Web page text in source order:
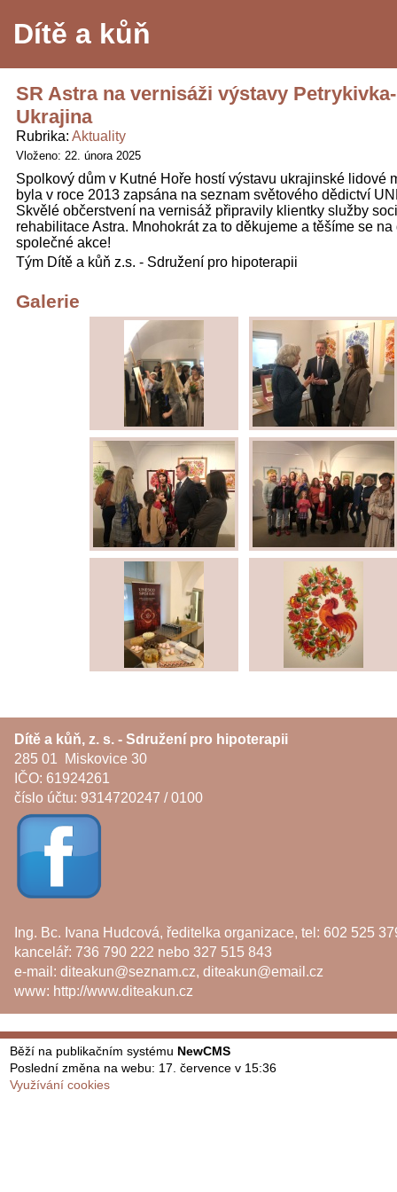
Dítě a kůň
SR Astra na vernisáži výstavy
Ukrajina
Rubrika Aktuality
Vloženo: 22. února 2025
Spolkový dům v Kutné Hoře hostí výstavu ukrajinské lidové
byla v roce 2013 zapsána na seznam světového dědictví
Skvělé občerstvení na vernisáž připravily klientky služby
rehabilitace Astra. Mnohokrát za to děkujeme a těšíme se na
společné akce!
Tým Dítě a kůň z.s. - Sdružení pro hipoterapii
Galerie
Dítě a kůň, z. s. - Sdružení pro hipoterapii
285 01 Miskovice 30
IČO: 61924261
číslo účtu: 9314720247 / 0100
Ing. Bc. Ivana Hudcová, ředitelka organizace, tel: 602 525
kancelář: 736 790 222 nebo 327 515 843
e-mail: diteakun@seznam.cz, diteakun@email.cz
www: http://www.diteakun.cz
Běží na publikačním systému NewCMS
Poslední změna na webu: 17. července v 15:36
Využívání cookies